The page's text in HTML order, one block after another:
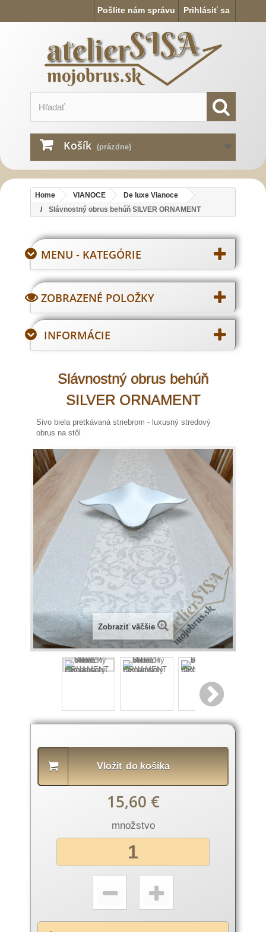
Prihlásiť sa
Pošlite nám správu
Košík (prázdne)
Home VIANOCE
De luxe Vianoce
Slávnostný obrus behúň SILVER ORNAMENT
MENU - KATEGÓRIE
ZOBRAZENÉ POLOŽKY
INFORMÁCIE
Slávnostný obrus behúň
SILVER ORNAMENT
Sivo biela pretkávaná striebrom - luxusný stredový
obrus na stôl
Zobraziť väčšie
Vložiť do košíka
15,60 €
množstvo
produktu